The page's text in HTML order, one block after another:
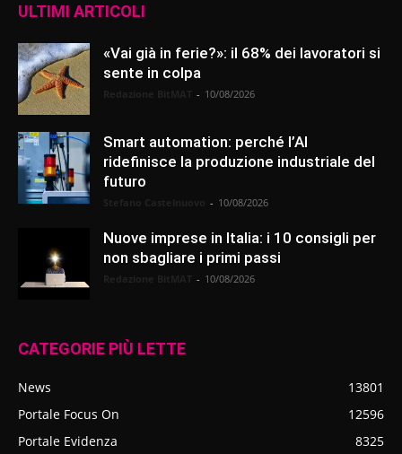
ULTIMI ARTICOLI
«Vai già in ferie?»: il 68% dei lavoratori si
sente in colpa
- 10/08/2026
Smart automation: perché l’AI
ridefinisce la produzione industriale del
futuro
- 10/08/2026
Nuove imprese in Italia: i 10 consigli per
non sbagliare i primi passi
- 10/08/2026
CATEGORIE PIÙ LETTE
News
13801
Portale Focus On
12596
Portale Evidenza
8325